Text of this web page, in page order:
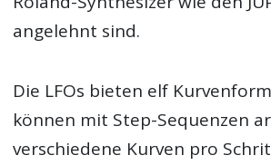
angelehnt sind.
Die LFOs bieten elf
können mit Step-Sequenzen
verschiedene Kurven pro